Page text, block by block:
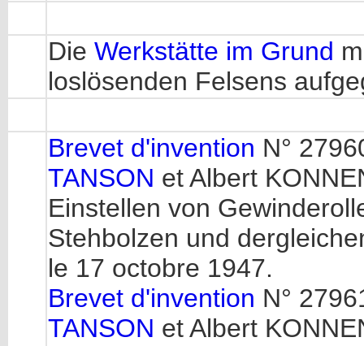
Die Werkstätte im Grund
loslösenden Felsens
Brevet d'invention N°
TANSON et Albert
Einstellen von
Stehbolzen und
le 17 octobre 1947.
Brevet d'invention N°
TANSON et Albert